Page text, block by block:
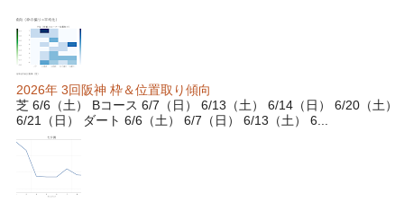
2026年 3回阪神 枠＆位置取り傾向
芝 6/6（土） Bコース 6/7（日） 6/13（土） 6/14（日） 6/20（土）
6/21（日） ダート 6/6（土） 6/7（日） 6/13（土） 6...